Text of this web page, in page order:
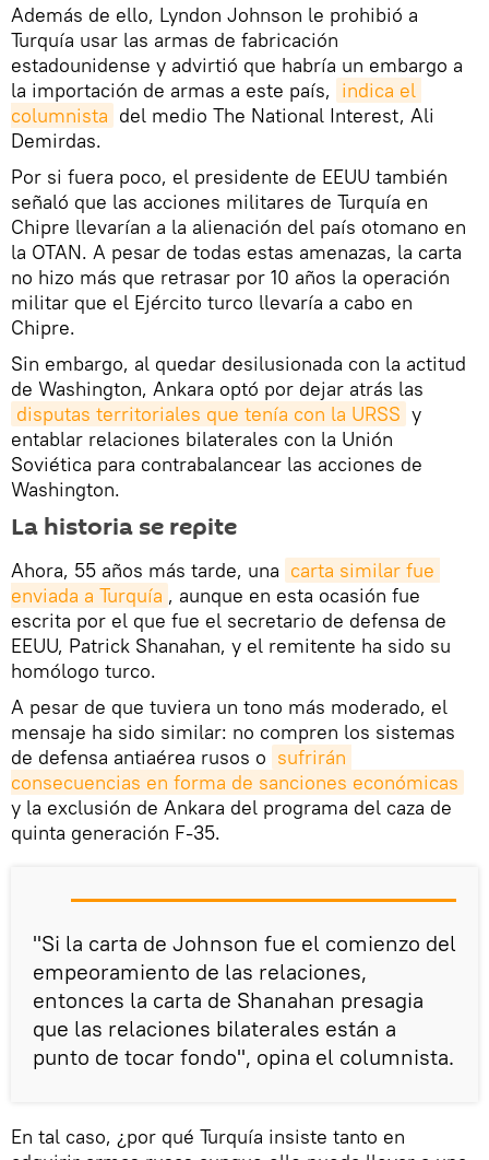
Además de ello, Lyndon Johnson le prohibió a
Turquía usar las armas de fabricación
estadounidense y advirtió que habría un embargo a
la importación de armas a este país, indica el
columnista del medio The National Interest, Ali
Demirdas.
Por si fuera poco, el presidente de EEUU también
señaló que las acciones militares de Turquía en
Chipre llevarían a la alienación del país otomano en
la OTAN. A pesar de todas estas amenazas, la carta
no hizo más que retrasar por 10 años la operación
militar que el Ejército turco llevaría a cabo en
Chipre.
Sin embargo, al quedar desilusionada con la actitud
de Washington, Ankara optó por dejar atrás las
disputas territoriales que tenía con la URSS y
entablar relaciones bilaterales con la Unión
Soviética para contrabalancear las acciones de
Washington.
La historia se repite
Ahora, 55 años más tarde, una carta similar fue
enviada a Turquía , aunque en esta ocasión fue
escrita por el que fue el secretario de defensa de
EEUU, Patrick Shanahan, y el remitente ha sido su
homólogo turco.
A pesar de que tuviera un tono más moderado, el
mensaje ha sido similar: no compren los sistemas
de defensa antiaérea rusos o sufrirán
consecuencias en forma de sanciones económicas
y la exclusión de Ankara del programa del caza de
quinta generación F-35.
"Si la carta de Johnson fue el comienzo del
empeoramiento de las relaciones,
entonces la carta de Shanahan presagia
que las relaciones bilaterales están a
punto de tocar fondo", opina el columnista.
En tal caso, ¿por qué Turquía insiste tanto en